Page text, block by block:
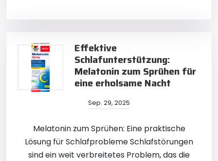
Effektive
Schlafunterstützung:
Melatonin zum Sprühen für
eine erholsame Nacht
Sep. 29, 2025
Melatonin zum Sprühen: Eine praktische
Lösung für Schlafprobleme Schlafstörungen
sind ein weit verbreitetes Problem, das die